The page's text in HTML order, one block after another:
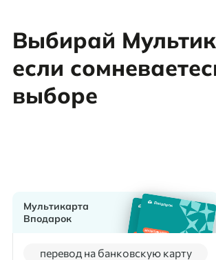
Выбирай
если
выборе
Мультикарта
Вподарок
перевод на банковскую карту